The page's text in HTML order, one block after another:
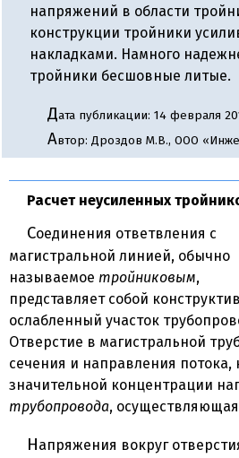
напряжений в области
конструкции тройники
накладками. Намного
тройники бесшовные литые.
Дата публикации: 14 февраля
Автор: Дроздов М.В., ООО
Расчет неусиленных
Соединения ответвления с
магистральной линией, обычно
называемое тройниковым,
представляет собой
ослабленный участок
Отверстие в магистральной
сечения и направления
значительной концентрации
трубопровода,
Напряжения вокруг отверстия в этом случае становятся весьма